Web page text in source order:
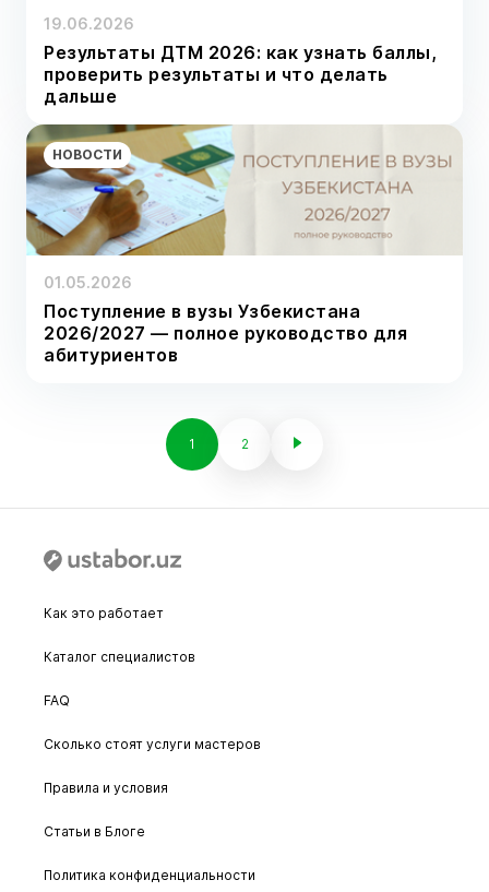
19.06.2026
Результаты ДТМ 2026: как узнать баллы,
проверить результаты и что делать
дальше
НОВОСТИ
01.05.2026
Поступление в вузы Узбекистана
2026/2027 — полное руководство для
абитуриентов
1 2
Как это работает
Каталог специалистов
FAQ
Сколько стоят услуги мастеров
Правила и условия
Статьи в Блоге
Политика конфиденциальности